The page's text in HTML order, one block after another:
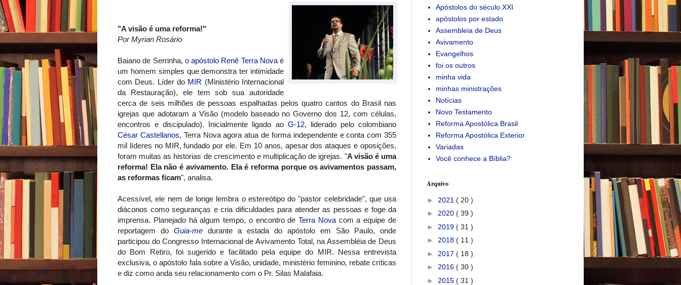
"A visão é uma reforma!"
Por Myrian Rosário
Baiano de Serrinha, o apóstolo Renê Terra Novaé
um homem simples que demonstra ter intimidade
com Deus. Líder do MIR (Ministério Internacional
da Restauração), ele tem sob sua autoridade
cerca de seis milhões de pessoas espalhadas pelos quatro cantos do Brasil nas
igrejas que adotaram a Visão (modelo baseado no Governo dos 12, com células,
encontros e discipulado). Inicialmente ligado ao G-12, liderado pelo colombiano
César Castellanos, Terra Nova agora atua de forma independente e conta com 355
mil líderes no MIR, fundado por ele. Em 10 anos, apesar dos ataques e oposições,
foram muitas as histórias de crescimento e multiplicação de igrejas. "A visão é uma
reforma! Ela não é avivamento. Ela é reforma porque os avivamentos passam,
as reformas ficam", analisa.
Acessível, ele nem de longe lembra o estereótipo do "pastor celebridade", que usa
diáconos como seguranças e cria dificuldades para atender as pessoas e foge da
imprensa. Planejado há algum tempo, o encontro deTerra Novacom a equipe de
reportagem do Guia-me durante a estada do apóstolo em São Paulo, onde
participou do Congresso Internacional de Avivamento Total, na Assembléia de Deus
do Bom Retiro, foi sugerido e facilitado pela equipe do MIR. Nessa entrevista
exclusiva, o apóstolo fala sobre a Visão, unidade, ministério feminino, rebate críticas
e diz como anda seu relacionamento com o Pr. Silas Malafaia.
Apóstolos do século XXI
apóstolos por estado
Assembleia de Deus
Avivamento
Evangelhos
foi os outros
minha vida
minhas ministrações
Notícias
Novo Testamento
Reforma Apostólica Brasil
Reforma Apostólica Exterior
Variadas
Você conhece a Bíblia?
Arquivo
► 2021 ( 20 )
► 2020 ( 39 )
► 2019 ( 31 )
► 2018 ( 11 )
► 2017 ( 18 )
► 2016 ( 30 )
► 2015 ( 31 )